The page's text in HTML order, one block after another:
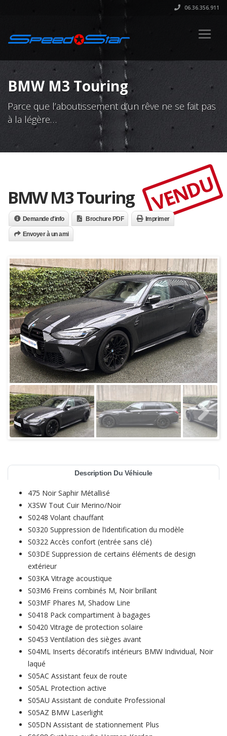
06.36.356.911
BMW M3 Touring
Parce que l’aboutissement d’un rêve ne se fait pas
à la légère…
BMW M3 Touring VENDU
Demande d'info Brochure PDF Imprimer
Envoyer à un ami
Description Du Véhicule
475 Noir Saphir Métallisé
X3SW Tout Cuir Merino/Noir
S0248 Volant chauffant
S0320 Suppression de l’identification du modèle
S0322 Accès confort (entrée sans clé)
S03DE Suppression de certains éléments de design
extérieur
S03KA Vitrage acoustique
S03M6 Freins combinés M, Noir brillant
S03MF Phares M, Shadow Line
S0418 Pack compartiment à bagages
S0420 Vitrage de protection solaire
S0453 Ventilation des sièges avant
S04ML Inserts décoratifs intérieurs BMW Individual, Noir
laqué
S05AC Assistant feux de route
S05AL Protection active
S05AU Assistant de conduite Professional
S05AZ BMW Laserlight
S05DN Assistant de stationnement Plus